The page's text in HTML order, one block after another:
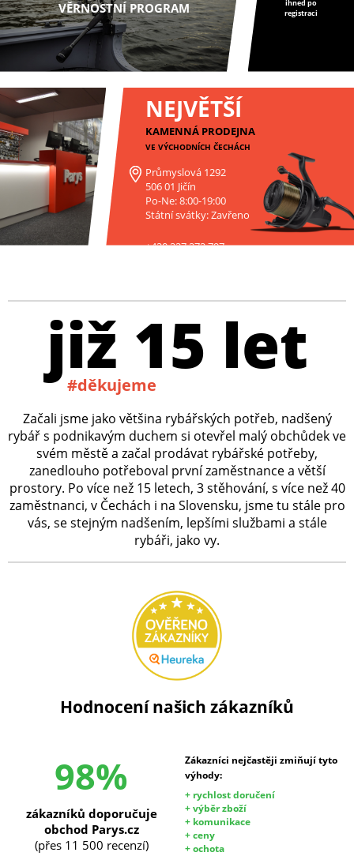
VĚRNOSTNÍ PROGRAM
ihned po
registraci
NEJVĚTŠÍ
KAMENNÁ PRODEJNA
VE VÝCHODNÍCH ČECHÁCH
Průmyslová 1292
506 01 Jičín
Po-Ne: 8:00-19:00
Státní svátky: Zavřeno
+420 227 272 797
již 15 let
#děkujeme
Začali jsme jako většina rybářských potřeb, nadšený
rybář s podnikavým duchem si otevřel malý obchůdek ve
svém městě a začal prodávat rybářské potřeby,
zanedlouho potřeboval první zaměstnance a větší
prostory. Po více než 15 letech, 3 stěhování, s více než 40
zaměstnanci, v Čechách i na Slovensku, jsme tu stále pro
vás, se stejným nadšením, lepšími službami a stále
rybáři, jako vy.
Hodnocení našich zákazníků
98%
Zákazníci nejčastěji zmiňují tyto
výhody:
+ rychlost doručení
+ výběr zboží
+ komunikace
+ ceny
+ ochota
zákazníků doporučuje
obchod Parys.cz
(přes 11 500 recenzí)